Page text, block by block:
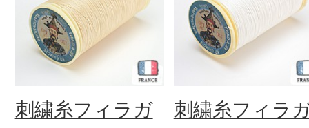
刺繍糸フィラガ
刺繍糸フィラ